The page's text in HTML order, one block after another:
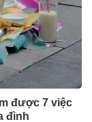
được 7 việc
đình